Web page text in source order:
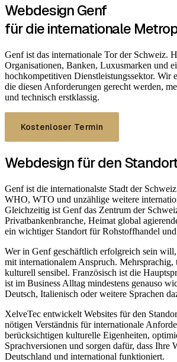
WebdesignGenf
für die internationale
Genf ist das internationale Tor der Schweiz.
Organisationen, Banken, Luxusmarken und
hochkompetitiven Dienstleistungssektor. Wir
die diesen Anforderungen gerecht werden,
und technisch erstklassig.
Kostenloser Termin
Webdesign für den
Genf ist die internationalste Stadt der
WHO, WTO und unzählige weitere
Gleichzeitig ist Genf das Zentrum der
Privatbankenbranche, Heimat global
ein wichtiger Standort für Rohstoffhandel und
Wer in Genf geschäftlich erfolgreich sein
mit internationalem Anspruch. Mehrsprachig,
kulturell sensibel. Französisch ist die
ist im Business Alltag mindestens genauso
Deutsch, Italienisch oder weitere Sprachen
XelveTec entwickelt Websites für den
nötigen Verständnis für internationale
berücksichtigen kulturelle Eigenheiten,
Sprachversionen und sorgen dafür, dass Ihre
Deutschland und international funktioniert.